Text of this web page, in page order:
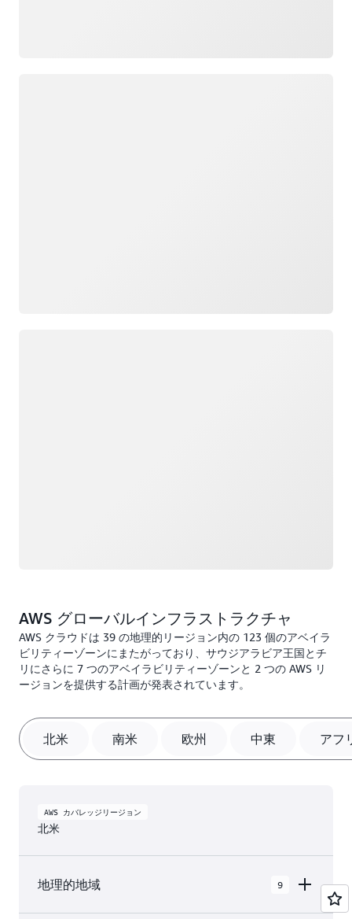
AWS グローバルインフラストラクチャ
AWS クラウドは 39 の地理的リージョン内の 123 個のアベイラ
ビリティーゾーンにまたがっており、サウジアラビア王国とチ
リにさらに 7 つのアベイラビリティーゾーンと 2 つの AWS リ
ージョンを提供する計画が発表されています。
北米 南米 欧州 中東 アフ
AWS カバレッジリージョン
北米
地理的地域 9